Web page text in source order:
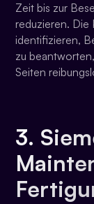
Zeit bis zur
reduzieren. Die
identifizieren,
zu
Seiten
3.